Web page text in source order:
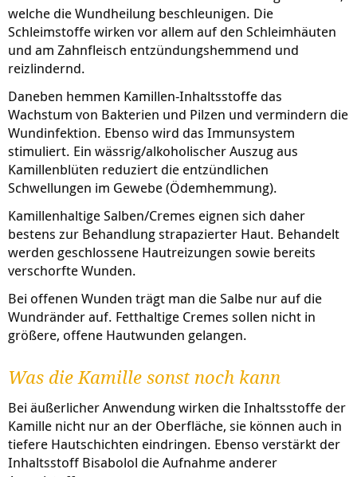
welche die Wundheilung beschleunigen. Die
Schleimstoffe wirken vor allem auf den Schleimhäuten
und am Zahnfleisch entzündungshemmend und
reizlindernd.
Daneben hemmen Kamillen-Inhaltsstoffe das
Wachstum von Bakterien und Pilzen und vermindern die
Wundinfektion. Ebenso wird das Immunsystem
stimuliert. Ein wässrig/alkoholischer Auszug aus
Kamillenblüten reduziert die entzündlichen
Schwellungen im Gewebe (Ödemhemmung).
Kamillenhaltige Salben/Cremes eignen sich daher
bestens zur Behandlung strapazierter Haut. Behandelt
werden geschlossene Hautreizungen sowie bereits
verschorfte Wunden.
Bei offenen Wunden trägt man die Salbe nur auf die
Wundränder auf. Fetthaltige Cremes sollen nicht in
größere, offene Hautwunden gelangen.
Was die Kamille sonst noch kann
Bei äußerlicher Anwendung wirken die Inhaltsstoffe der
Kamille nicht nur an der Oberfläche, sie können auch in
tiefere Hautschichten eindringen. Ebenso verstärkt der
Inhaltsstoff Bisabolol die Aufnahme anderer